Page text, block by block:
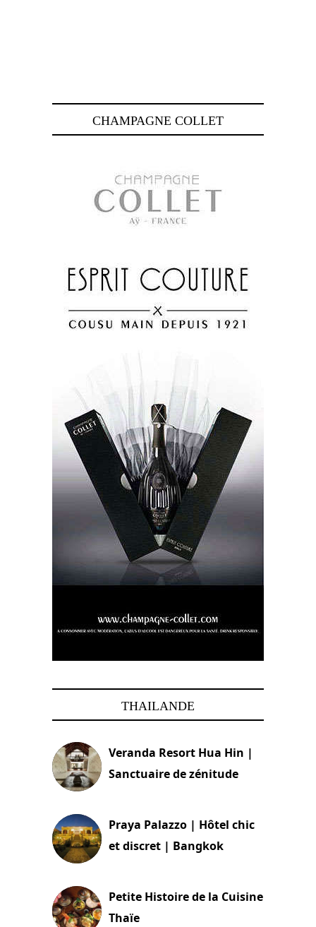
CHAMPAGNE COLLET
THAILANDE
Veranda Resort Hua Hin |
Sanctuaire de zénitude
Praya Palazzo | Hôtel chic
et discret | Bangkok
Petite Histoire de la Cuisine
Thaïe